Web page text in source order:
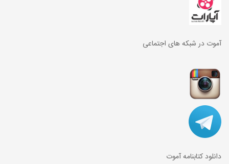
آموت در شبکه های اجتماعی
دانلود کتابنامه آموت